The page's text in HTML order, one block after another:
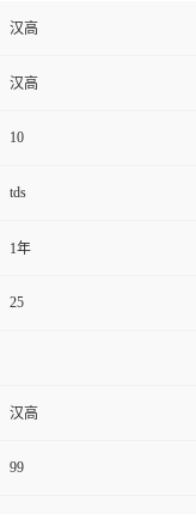
汉高
汉高
10
tds
1年
25
汉高
99